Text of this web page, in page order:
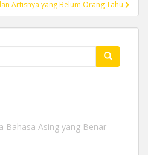
Artisnya yang Belum Orang Tahu
Bahasa Asing yang Benar